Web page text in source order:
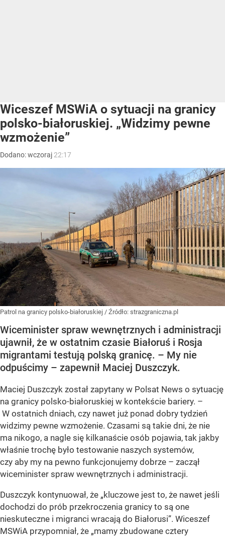
Wiceszef MSWiA o sytuacji na granicy
polsko-białoruskiej. „Widzimy pewne
wzmożenie”
Dodano:wczoraj 22:17
Patrol na granicy polsko-białoruskiej / Źródło: strazgraniczna.pl
Wiceminister spraw wewnętrznych i administracji
ujawnił, że w ostatnim czasie Białoruś i Rosja
migrantami testują polską granicę. – My nie
odpuścimy – zapewnił Maciej Duszczyk.
Maciej Duszczyk został zapytany w Polsat News o sytuację
na granicy polsko-białoruskiej w kontekście bariery. –
W ostatnich dniach, czy nawet już ponad dobry tydzień
widzimy pewne wzmożenie. Czasami są takie dni, że nie
ma nikogo, a nagle się kilkanaście osób pojawia, tak jakby
właśnie trochę było testowanie naszych systemów,
czy aby my na pewno funkcjonujemy dobrze – zaczął
wiceminister spraw wewnętrznych i administracji.
Duszczyk kontynuował, że „kluczowe jest to, że nawet jeśli
dochodzi do prób przekroczenia granicy to są one
nieskuteczne i migranci wracają do Białorusi”. Wiceszef
MSWiA przypomniał, że „mamy zbudowane cztery